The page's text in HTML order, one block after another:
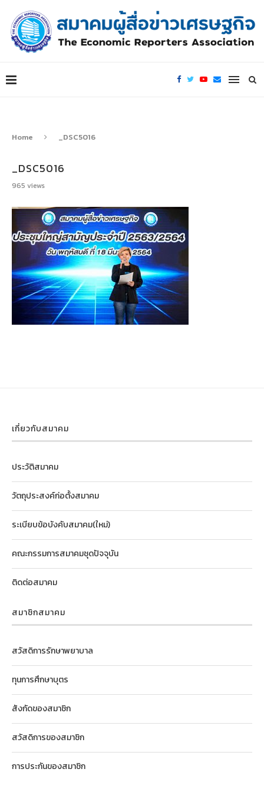
Home _DSC5016
_DSC5016
965 views
เกี่ยวกับสมาคม
ประวัติสมาคม
วัตถุประสงค์ก่อตั้งสมาคม
ระเบียบข้อบังคับสมาคม(ใหม่)
คณะกรรมการสมาคมชุดปัจจุบัน
ติดต่อสมาคม
สมาชิกสมาคม
สวัสดิการรักษาพยาบาล
ทุนการศึกษาบุตร
สังกัดของสมาชิก
สวัสดิการของสมาชิก
การประกันของสมาชิก